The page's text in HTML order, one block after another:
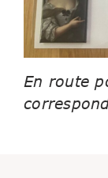
En route